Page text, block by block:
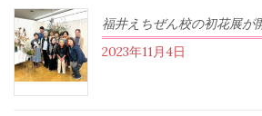
福井えちぜん校の初花展が
2023年11月4日